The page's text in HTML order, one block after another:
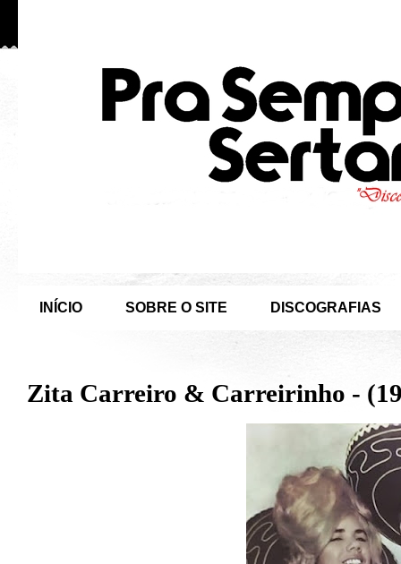
INÍCIO SOBRE O SITE DISCOGRAFIAS
Zita Carreiro & Carreirinho -